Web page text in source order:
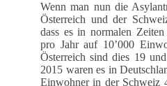
Wenn man nun die
Österreich und der
dass es in normalen
pro Jahr auf 10’000
Österreich sind dies 19
2015 waren es in
Einwohner in der Schweiz